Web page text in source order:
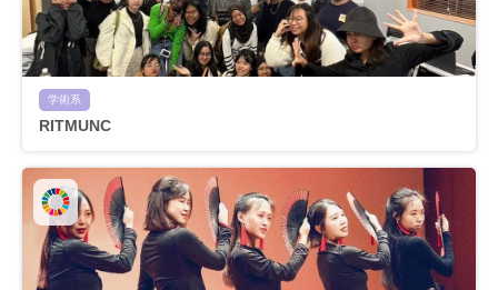
学術系
RITMUNC